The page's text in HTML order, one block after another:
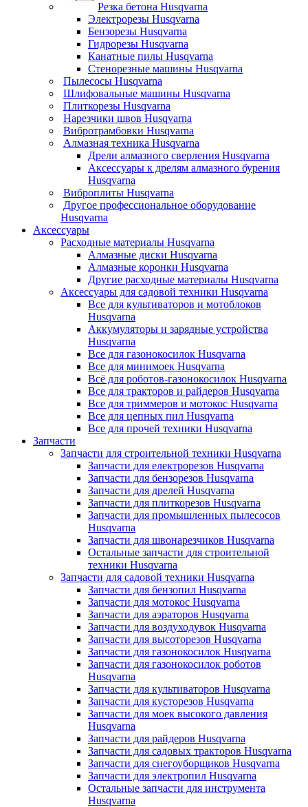
Резка бетона Husqvarna
Электрорезы Husqvarna
Бензорезы Husqvarna
Гидрорезы Husqvarna
Канатные пилы Husqvarna
Стенорезные машины Husqvarna
Пылесосы Husqvarna
Шлифовальные машины Husqvarna
Плиткорезы Husqvarna
Нарезчики швов Husqvarna
Вибротрамбовки Husqvarna
Алмазная техника Husqvarna
Дрели алмазного сверления Husqvarna
Аксессуары к дрелям алмазного бурения
Husqvarna
Виброплиты Husqvarna
Другое профессиональное оборудование
Husqvarna
Аксессуары
Расходные материалы Husqvarna
Алмазные диски Husqvarna
Алмазные коронки Husqvarna
Другие расходные материалы Husqvarna
Аксессуары для садовой техники Husqvarna
Все для культиваторов и мотоблоков
Husqvarna
Аккумуляторы и зарядные устройства
Husqvarna
Все для газонокосилок Husqvarna
Все для минимоек Husqvarna
Всё для роботов-газонокосилок Husqvarna
Все для тракторов и райдеров Husqvarna
Все для триммеров и мотокос Husqvarna
Все для цепных пил Husqvarna
Все для прочей техники Husqvarna
Запчасти
Запчасти для строительной техники Husqvarna
Запчасти для електрорезов Husqvarna
Запчасти для бензорезов Husqvarna
Запчасти для дрелей Husqvarna
Запчасти для плиткорезов Husqvarna
Запчасти для промышленных пылесосов
Husqvarna
Запчасти для швонарезчиков Husqvarna
Остальные запчасти для строительной
техники Husqvarna
Запчасти для садовой техники Husqvarna
Запчасти для бензопил Husqvarna
Запчасти для мотокос Husqvarna
Запчасти для аэраторов Husqvarna
Запчасти для воздуходувок Husqvarna
Запчасти для высоторезов Husqvarna
Запчасти для газонокосилок Husqvarna
Запчасти для газонокосилок роботов
Husqvarna
Запчасти для культиваторов Husqvarna
Запчасти для кусторезов Husqvarna
Запчасти для моек высокого давления
Husqvarna
Запчасти для райдеров Husqvarna
Запчасти для садовых тракторов Husqvarna
Запчасти для снегоуборщиков Husqvarna
Запчасти для электропил Husqvarna
Остальные запчасти для инструмента
Husqvarna